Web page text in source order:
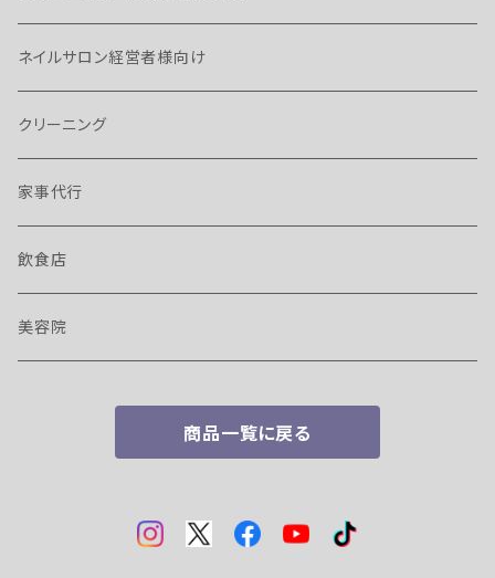
ネイルサロン経営者様向け
クリーニング
家事代行
飲食店
美容院
商品一覧に戻る